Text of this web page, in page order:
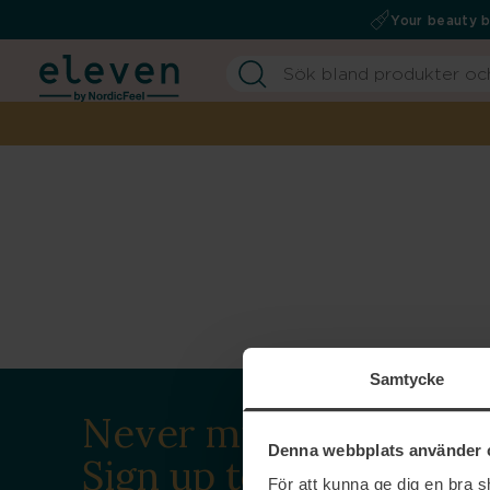
Samtycke
Denna webbplats använder
För att kunna ge dig en bra
Your beauty
Never miss a beat.
Sign up to our